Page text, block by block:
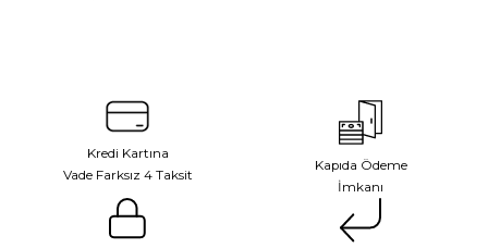
Kredi Kartına
Vade Farksız 4 Taksit
Kapıda Ödeme
İmkanı